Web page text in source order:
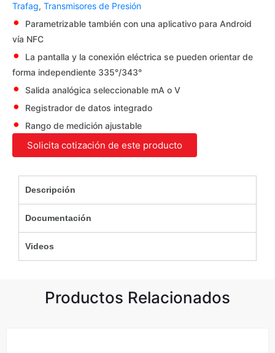
Trafag, Transmisores de Presión
Parametrizable también con una aplicativo para Android
vía NFC
La pantalla y la conexión eléctrica se pueden orientar de
forma independiente 335°/343°
Salida analógica seleccionable mA o V
Registrador de datos integrado
Rango de medición ajustable
Solicita cotización de este producto
Descripción
Documentación
Videos
Productos Relacionados